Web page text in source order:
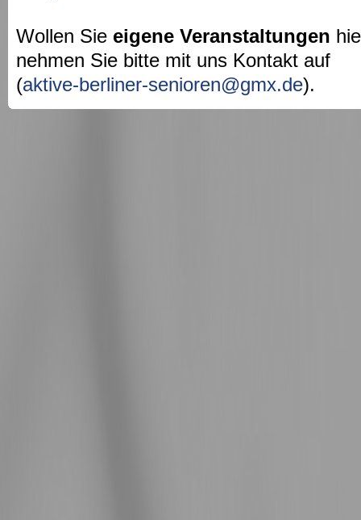
Wollen Sie eigene Veranstaltungen
nehmen Sie bitte mit uns Kontakt auf
(aktive-berliner-senioren@gmx.de).